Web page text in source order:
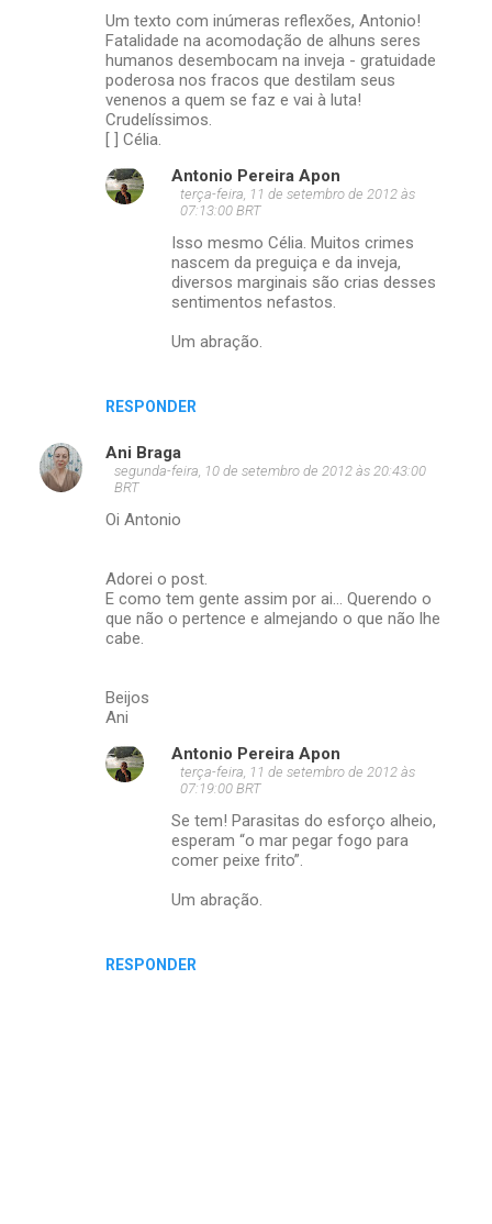
Um texto com inúmeras reflexões, Antonio!
Fatalidade na acomodação de alhuns seres
humanos desembocam na inveja - gratuidade
poderosa nos fracos que destilam seus
venenos a quem se faz e vai à luta!
Crudelíssimos.
[ ] Célia.
RESPONDER
Antonio Pereira Apon
terça-feira, 11 de setembro de 2012 às
07:13:00 BRT
Isso mesmo Célia. Muitos crimes
nascem da preguiça e da inveja,
diversos marginais são crias desses
sentimentos nefastos.
Um abração.
Ani Braga
segunda-feira, 10 de setembro de 2012 às 20:43:00
BRT
Oi Antonio
Adorei o post.
E como tem gente assim por ai... Querendo o
que não o pertence e almejando o que não lhe
cabe.
Beijos
Ani
RESPONDER
Antonio Pereira Apon
terça-feira, 11 de setembro de 2012 às
07:19:00 BRT
Se tem! Parasitas do esforço alheio,
esperam “o mar pegar fogo para
comer peixe frito”.
Um abração.